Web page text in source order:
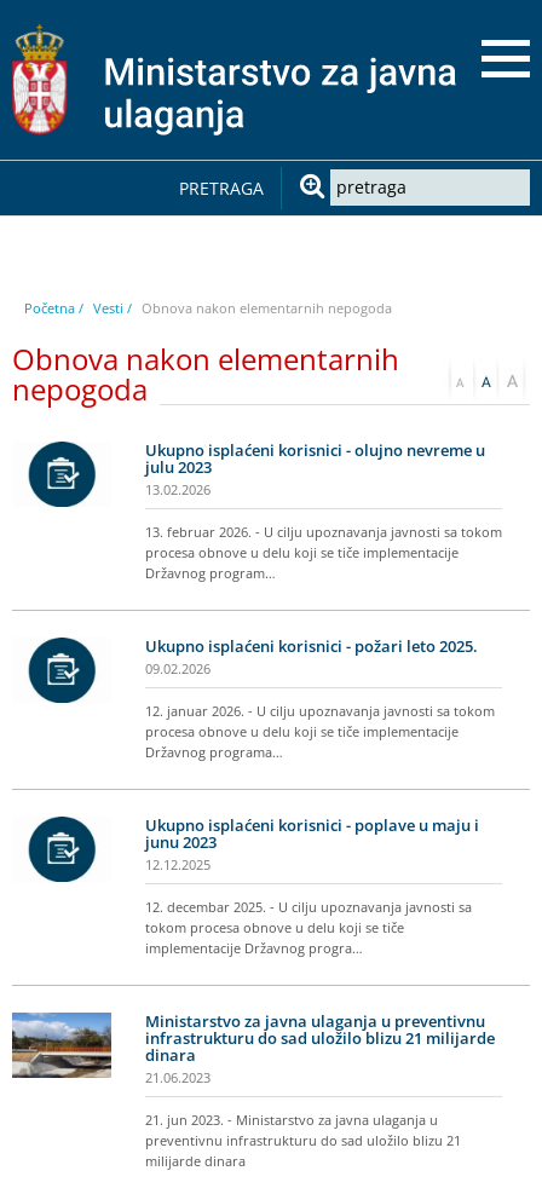
PRETRAGA
Početna / Vesti / Obnova nakon elementarnih nepogoda
Obnova nakon elementarnih
nepogoda
Ukupno isplaćeni korisnici - olujno nevreme u
julu 2023
13.02.2026
13. februar 2026. - U cilju upoznavanja javnosti sa tokom
procesa obnove u delu koji se tiče implementacije
Državnog program…
Ukupno isplaćeni korisnici - požari leto 2025.
09.02.2026
12. januar 2026. - U cilju upoznavanja javnosti sa tokom
procesa obnove u delu koji se tiče implementacije
Državnog programa…
Ukupno isplaćeni korisnici - poplave u maju i
junu 2023
12.12.2025
12. decembar 2025. - U cilju upoznavanja javnosti sa
tokom procesa obnove u delu koji se tiče
implementacije Državnog progra…
Ministarstvo za javna ulaganja u preventivnu
infrastrukturu do sad uložilo blizu 21 milijarde
dinara
21.06.2023
21. jun 2023. - Ministarstvo za javna ulaganja u
preventivnu infrastrukturu do sad uložilo blizu 21
milijarde dinara